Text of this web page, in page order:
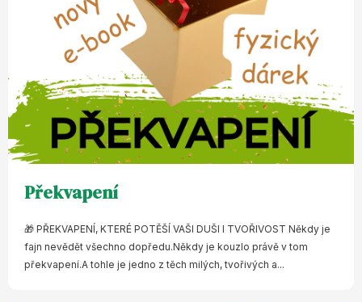
Překvapení
🎁 PŘEKVAPENÍ, KTERÉ POTĚŠÍ VAŠI DUŠI I TVOŘIVOST Někdy je
fajn nevědět všechno dopředu.Někdy je kouzlo právě v tom
překvapení.A tohle je jedno z těch milých, tvořivých a...